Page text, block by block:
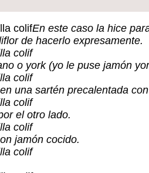
En este caso la hice
de hacerlo expresamente.
o york (yo le puse jamón
una sartén precalentada
el otro lado.
jamón cocido.